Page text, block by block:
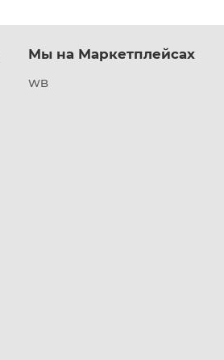
Мы на Маркетплейсах
WB